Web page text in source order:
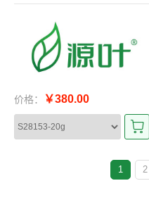
价格： ￥380.00
1 2